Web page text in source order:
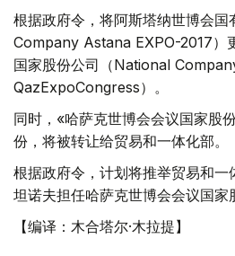
根据政府令，将阿斯塔纳世博会
Company Astana EXPO-2017）
国家股份公司（National
QazExpoCongress）。
同时，«哈萨克世博会会议国家股
份，将被转让给贸易和一体化部。
根据政府令，计划将推举贸易和一
坦诺夫担任哈萨克世博会会议国家
【编译：木合塔尔·木拉提】